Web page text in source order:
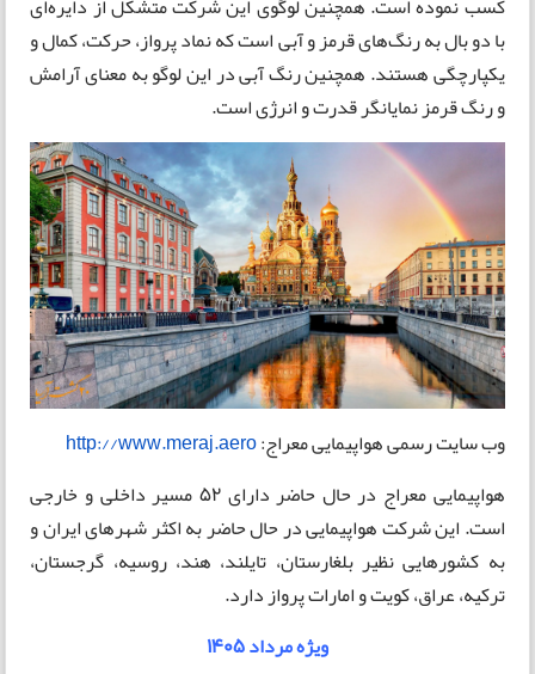
با دو بال به رنگ‌های قرمز و آبی است که نماد پرواز،‌ حرکت،‌ کمال و
یکپارچگی هستند. همچنین رنگ آبی در این لوگو به معنای آرامش
و رنگ قرمز نمایانگر قدرت و انرژی است.
وب سایت رسمی هواپیمایی معراج:http://www.meraj.aero
هواپیمایی معراج در حال حاضر دارای 52 مسیر داخلی و خارجی
است. این شرکت هواپیمایی در حال حاضر به اکثر شهرهای ایران و
به کشورهایی نظیر بلغارستان،‌ تایلند، هند، روسیه،‌ گرجستان،
ترکیه،‌ عراق،‌ کویت و امارات پرواز دارد.
ویژه مرداد 1405